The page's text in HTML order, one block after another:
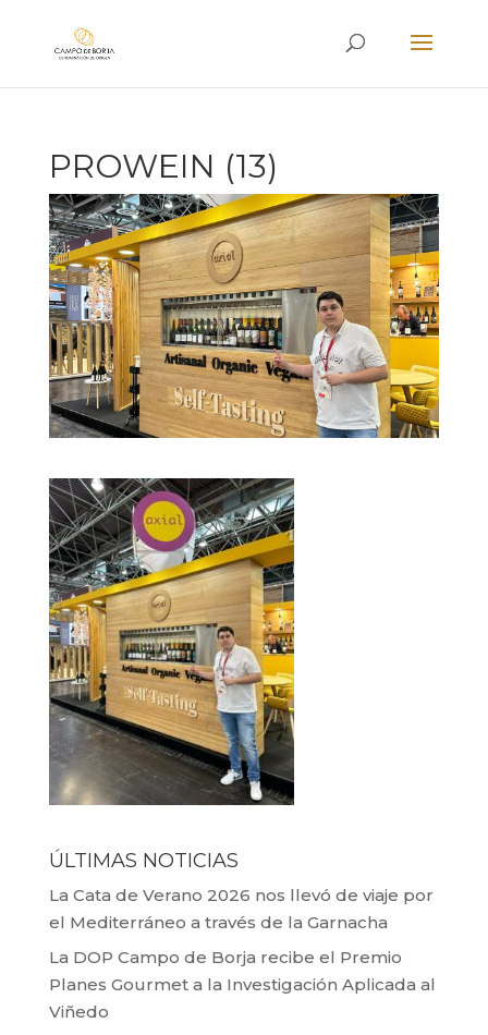
PROWEIN (13)
ÚLTIMAS NOTICIAS
La Cata de Verano 2026 nos llevó de viaje por
el Mediterráneo a través de la Garnacha
La DOP Campo de Borja recibe el Premio
Planes Gourmet a la Investigación Aplicada al
Viñedo